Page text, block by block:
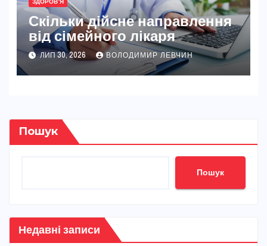
ЗДОРОВ'Я
Скільки дійсне направлення
від сімейного лікаря
ЛИП 30, 2026 ВОЛОДИМИР ЛЕВЧИН
Пошук
Пошук
Недавні записи